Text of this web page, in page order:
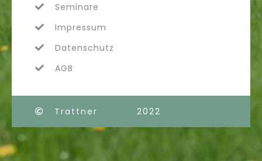
Seminare
Impressum
Datenschutz
AGB
Trattner 2022